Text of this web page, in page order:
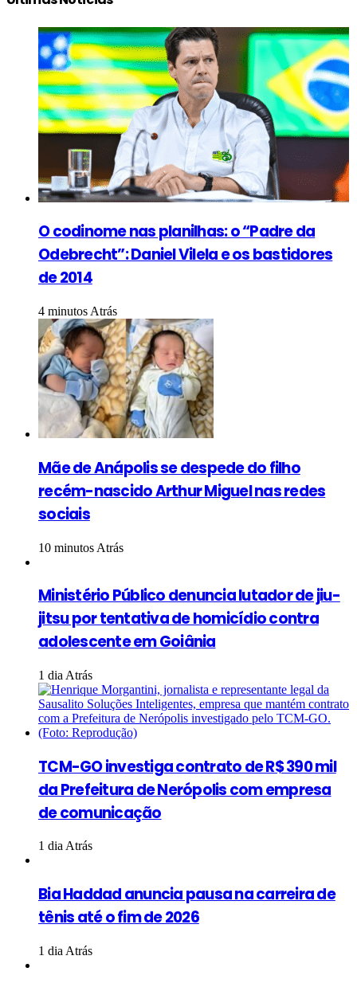
O codinome nas planilhas: o “Padre da
Odebrecht”: Daniel Vilela e os bastidores
de 2014
4 minutos Atrás
Mãe de Anápolis se despede do filho
recém-nascido Arthur Miguel nas redes
sociais
10 minutos Atrás
Ministério Público denuncia lutador de jiu-
jitsu por tentativa de homicídio contra
adolescente em Goiânia
1 dia Atrás
TCM-GO investiga contrato de R$ 390 mil
da Prefeitura de Nerópolis com empresa
de comunicação
1 dia Atrás
Bia Haddad anuncia pausa na carreira de
tênis até o fim de 2026
1 dia Atrás